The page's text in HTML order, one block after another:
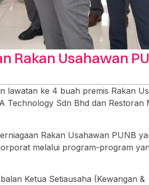
Rakan Usahawan
lawatan ke 4 buah premis Rakan
Sdn Bhd dan Restoran
Rakan Usahawan PUNB
melalui program-program
Ketua Setiausaha (Kewangan &